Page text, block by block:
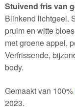
Stuivend fris van
Blinkend lichtgeel.
pruim en witte
met groene appel,
Verfrissende,
body.
Gemaakt van 100%
2023.